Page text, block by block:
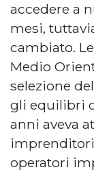
accedere a
mesi,
cambiato.
Medio
selezione
gli equilibri
anni aveva
operatori